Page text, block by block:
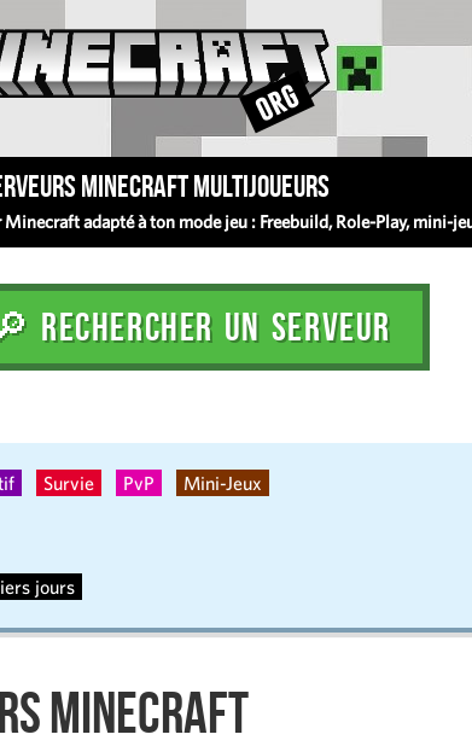
Minecraft multijoueurs
adapté à ton mode jeu : Freebuild, Role-Play, mini-
RECHERCHER UN SERVEUR
Survie PvP Mini-Jeux
jours
Minecraft